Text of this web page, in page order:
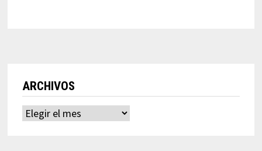
ARCHIVOS
Archivos